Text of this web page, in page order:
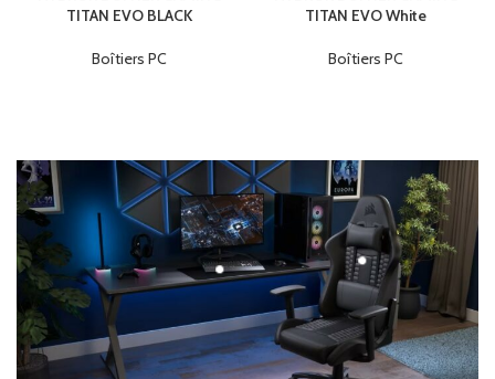
TITAN EVO BLACK
Boîtiers PC
TITAN EVO White
Boîtiers PC